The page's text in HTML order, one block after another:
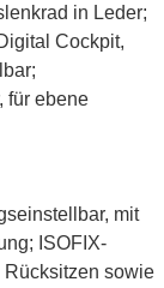
in Leder;
Cockpit,
;
für ebene
mit
; ISOFIX-
Rücksitzen sowie